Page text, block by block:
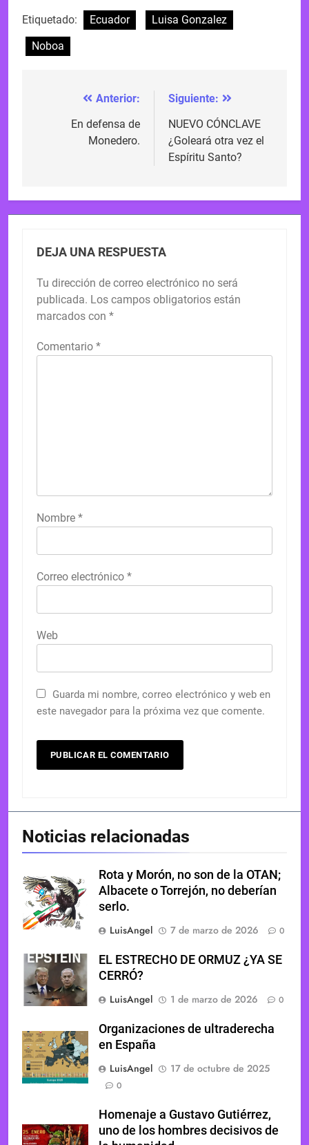
Etiquetado: Ecuador
Luisa Gonzalez
Noboa
Navegación
Anterior:
En defensa de
Monedero.
Siguiente:
NUEVO CÓNCLAVE
¿Goleará otra vez el
Espíritu Santo?
DEJA UNA RESPUESTA
Tu dirección de correo electrónico no será
publicada. Los campos obligatorios están
marcados con *
Comentario *
Nombre *
Correo electrónico *
Web
Guarda mi nombre, correo electrónico y web en
este navegador para la próxima vez que comente.
Noticias relacionadas
Rota y Morón, no son de la OTAN;
Albacete o Torrejón, no deberían
serlo.
LuisAngel
7 de marzo de 2026 0
EL ESTRECHO DE ORMUZ ¿YA SE
CERRÓ?
LuisAngel
1 de marzo de 2026 0
Organizaciones de ultraderecha
en España
LuisAngel
17 de octubre de 2025
0
Homenaje a Gustavo Gutiérrez,
uno de los hombres decisivos de